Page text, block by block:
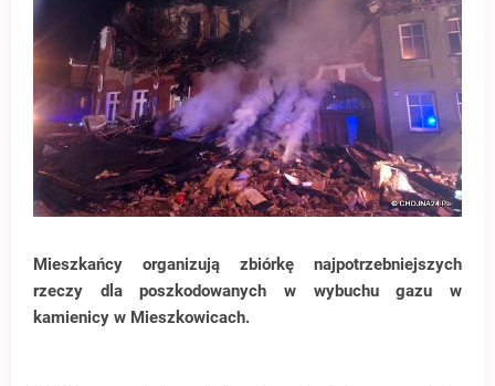
Mieszkańcy organizują zbiórkę najpotrzebniejszych
rzeczy dla poszkodowanych w wybuchu gazu w
kamienicy w Mieszkowicach.